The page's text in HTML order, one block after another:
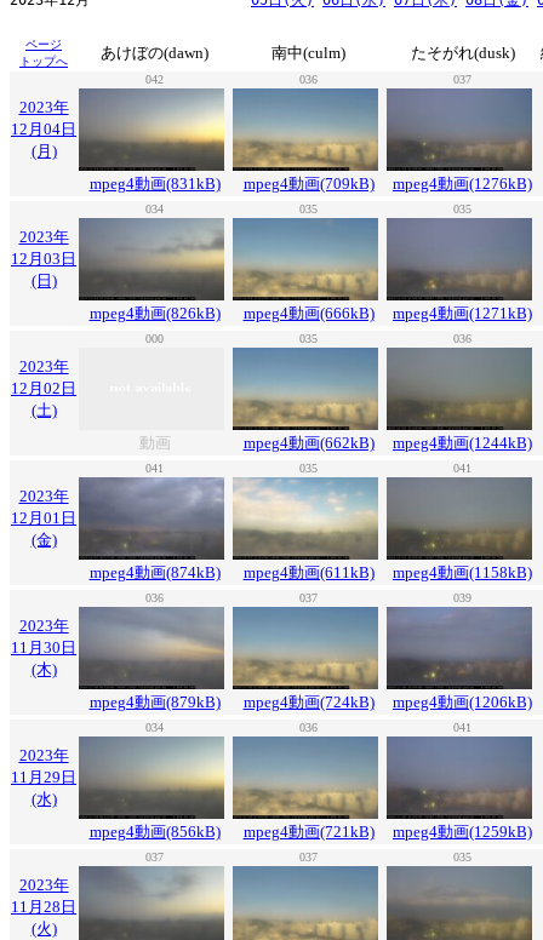
ページ
トップへ
あけぼの(dawn) 南中(culm) たそがれ(dusk)
042 036 037
2023年
12月04日
(月)
mpeg4動画(831kB)
mpeg4動画(709kB) mpeg4動画(1276kB)
034 035 035
2023年
12月03日
(日)
mpeg4動画(826kB)
mpeg4動画(666kB) mpeg4動画(1271kB)
000 035 036
2023年
12月02日
(土)
動画
mpeg4動画(662kB) mpeg4動画(1244kB)
041 035 041
2023年
12月01日
(金)
mpeg4動画(874kB)
mpeg4動画(611kB) mpeg4動画(1158kB)
036 037 039
2023年
11月30日
(木)
mpeg4動画(879kB)
mpeg4動画(724kB) mpeg4動画(1206kB)
034 036 041
2023年
11月29日
(水)
mpeg4動画(856kB)
mpeg4動画(721kB) mpeg4動画(1259kB)
037 037 035
2023年
11月28日
(火)